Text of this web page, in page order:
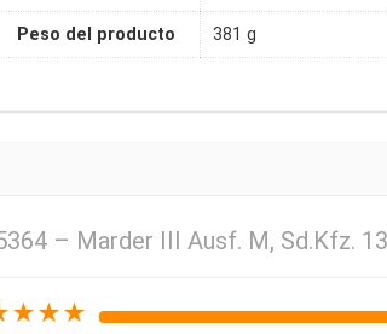
Peso del producto 381 g
– Marder III Ausf. M, Sd.Kfz.
★★★